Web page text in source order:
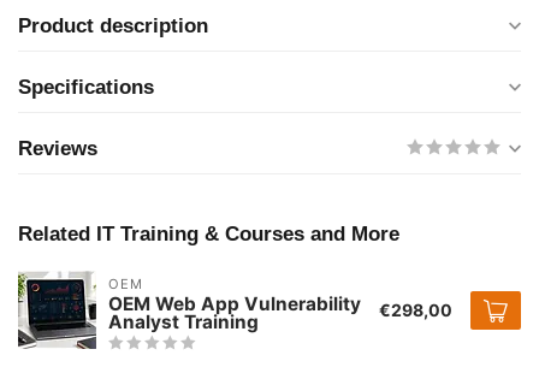
Product description
Specifications
Reviews
Related IT Training & Courses and More
OEM
OEM Web App Vulnerability
Analyst Training €298,00